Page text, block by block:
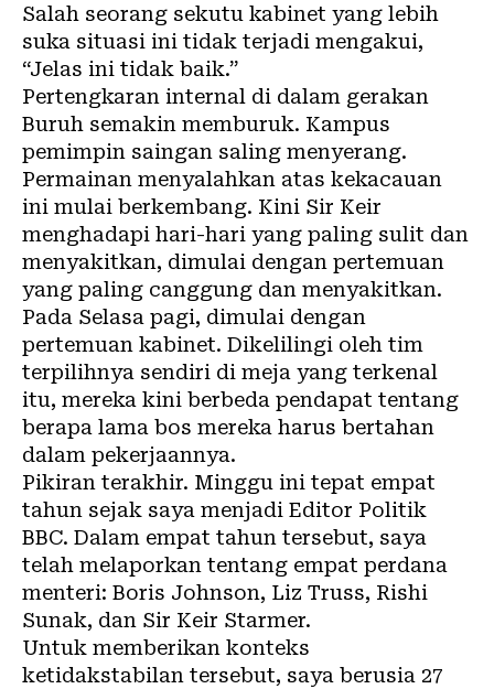
Salah seorang sekutu kabinet yang lebih
suka situasi ini tidak terjadi mengakui,
“Jelas ini tidak baik.”
Pertengkaran internal di dalam gerakan
Buruh semakin memburuk. Kampus
pemimpin saingan saling menyerang.
Permainan menyalahkan atas kekacauan
ini mulai berkembang. Kini Sir Keir
menghadapi hari-hari yang paling sulit dan
menyakitkan, dimulai dengan pertemuan
yang paling canggung dan menyakitkan.
Pada Selasa pagi, dimulai dengan
pertemuan kabinet. Dikelilingi oleh tim
terpilihnya sendiri di meja yang terkenal
itu, mereka kini berbeda pendapat tentang
berapa lama bos mereka harus bertahan
dalam pekerjaannya.
Pikiran terakhir. Minggu ini tepat empat
tahun sejak saya menjadi Editor Politik
BBC. Dalam empat tahun tersebut, saya
telah melaporkan tentang empat perdana
menteri: Boris Johnson, Liz Truss, Rishi
Sunak, dan Sir Keir Starmer.
Untuk memberikan konteks
ketidakstabilan tersebut, saya berusia 27